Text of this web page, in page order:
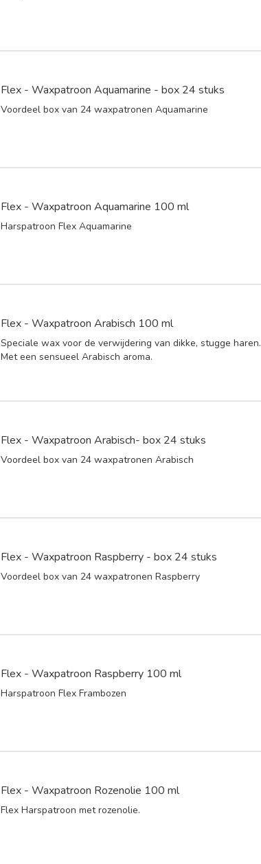
Flex - Waxpatroon Aquamarine - box 24 stuks
Voordeel box van 24 waxpatronen Aquamarine
Flex - Waxpatroon Aquamarine 100 ml
Harspatroon Flex Aquamarine
Flex - Waxpatroon Arabisch 100 ml
Speciale wax voor de verwijdering van dikke, stugge haren.
Met een sensueel Arabisch aroma.
Flex - Waxpatroon Arabisch- box 24 stuks
Voordeel box van 24 waxpatronen Arabisch
Flex - Waxpatroon Raspberry - box 24 stuks
Voordeel box van 24 waxpatronen Raspberry
Flex - Waxpatroon Raspberry 100 ml
Harspatroon Flex Frambozen
Flex - Waxpatroon Rozenolie 100 ml
Flex Harspatroon met rozenolie.